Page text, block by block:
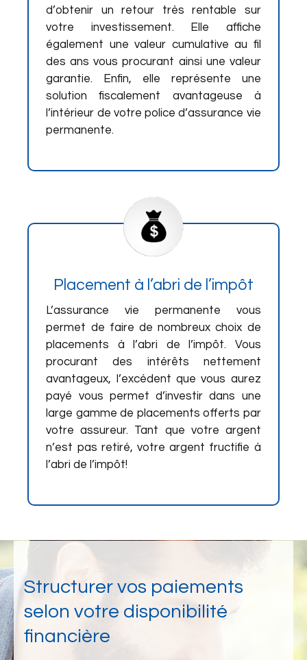
d’obtenir un retour très rentable sur
votre investissement. Elle affiche
également une valeur cumulative au fil
des ans vous procurant ainsi une valeur
garantie. Enfin, elle représente une
solution fiscalement avantageuse à
l’intérieur de votre police d’assurance vie
permanente.
Placement à l’abri de l’impôt
L’assurance vie permanente vous
permet de faire de nombreux choix de
placements à l’abri de l’impôt. Vous
procurant des intérêts nettement
avantageux, l’excédent que vous aurez
payé vous permet d’investir dans une
large gamme de placements offerts par
votre assureur. Tant que votre argent
n’est pas retiré, votre argent fructifie à
l’abri de l’impôt!
Structurer vos paiements
selon votre disponibilité
financière